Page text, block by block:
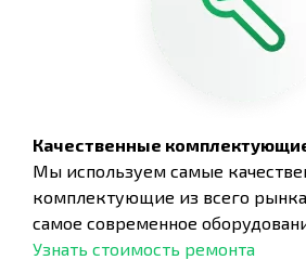
Качественные
Мы используем самые
комплектующие из всего
самое современное
Узнать стоимость ремонта